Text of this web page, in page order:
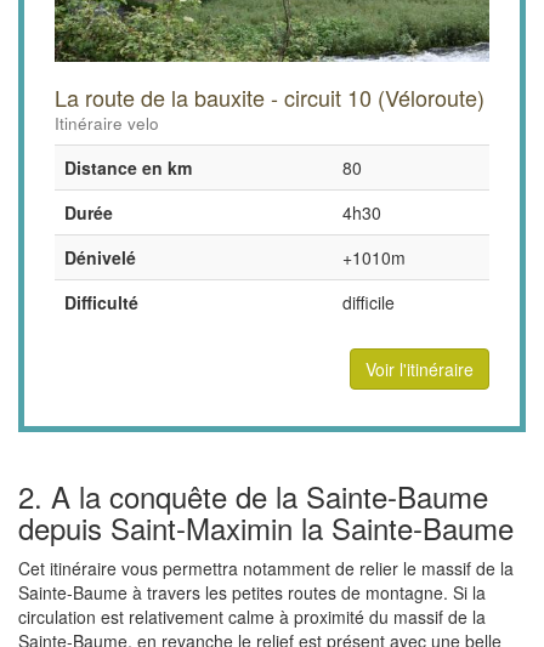
La route de la bauxite - circuit 10 (Véloroute)
Itinéraire velo
Distance en km
80
Durée
4h30
Dénivelé
+1010m
Difficulté
difficile
Voir l'itinéraire
2. A la conquête de la Sainte-Baume
depuis Saint-Maximin la Sainte-Baume
Cet itinéraire vous permettra notamment de relier le massif de la
Sainte-Baume à travers les petites routes de montagne. Si la
circulation est relativement calme à proximité du massif de la
Sainte-Baume, en revanche le relief est présent avec une belle